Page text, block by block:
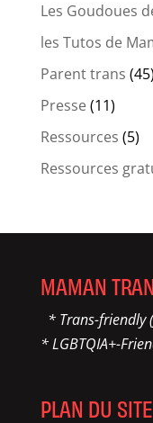
Les Goudoues
les Tutos de
Parent trans (45)
Presse(11)
Ressources (5)
Ressources
MAMAN
* Trans-friendly
* LGBTQIA+-
PLAN DU SITE